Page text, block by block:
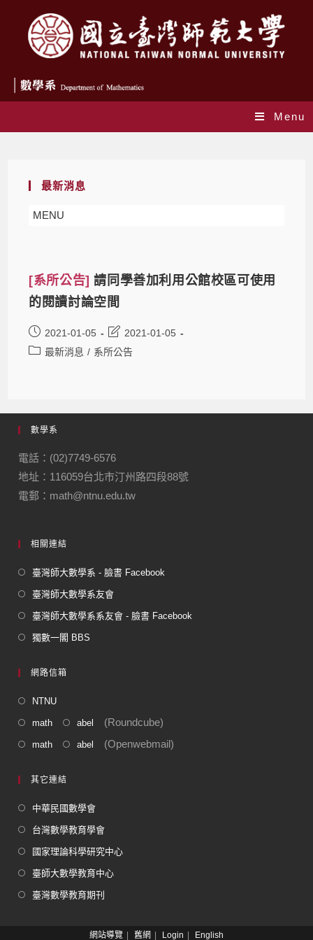
Menu
最新消息
MENU
[系所公告]請同學善加利用公館校區可使用
的閱讀討論空間
2021-01-05
2021-01-05
最新消息 / 系所公告
數學系
電話：(02)7749-6576
地址：116059台北市汀州路四段88號
電郵：math@ntnu.edu.tw
相關連結
臺灣師大數學系 - 臉書 Facebook
臺灣師大數學系友會
臺灣師大數學系系友會 - 臉書 Facebook
獨數一閣 BBS
網路信箱
NTNU
math abel (Roundcube)
math abel (Openwebmail)
其它連結
中華民國數學會
台灣數學教育學會
國家理論科學研究中心
臺師大數學教育中心
臺灣數學教育期刊
網站導覽 舊網 Login English